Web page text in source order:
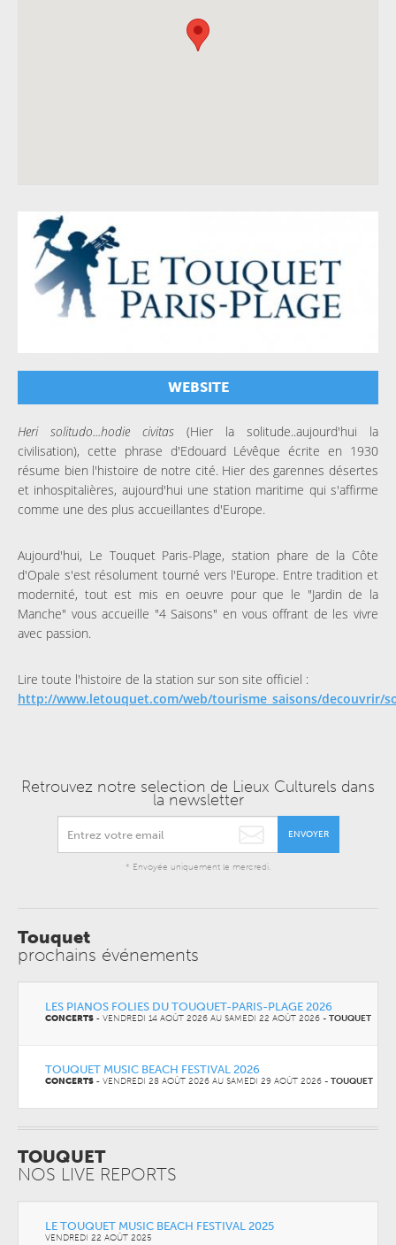
WEBSITE
Heri solitudo...hodie civitas (Hier la solitude..aujourd'hui la
civilisation), cette phrase d'Edouard Lévêque écrite en 1930
résume bien l'histoire de notre cité. Hier des garennes désertes
et inhospitalières, aujourd'hui une station maritime qui s'affirme
comme une des plus accueillantes d'Europe.
Aujourd'hui, Le Touquet Paris-Plage, station phare de la Côte
d'Opale s'est résolument tourné vers l'Europe. Entre tradition et
modernité, tout est mis en oeuvre pour que le "Jardin de la
Manche" vous accueille "4 Saisons" en vous offrant de les vivre
avec passion.
Lire toute l'histoire de la station sur son site officiel :
http://www.letouquet.com/web/tourisme_saisons/decouvrir/
Retrouvez notre selection de Lieux Culturels dans
la newsletter
ENVOYER
* Envoyée uniquement le mercredi.
Touquet
prochains événements
LES PIANOS FOLIES DU TOUQUET-PARIS-PLAGE 2026
CONCERTS - VENDREDI 14 AOÛT 2026 AU SAMEDI 22 AOÛT 2026 - TOUQUET
TOUQUET MUSIC BEACH FESTIVAL 2026
CONCERTS - VENDREDI 28 AOÛT 2026 AU SAMEDI 29 AOÛT 2026 - TOUQUET
TOUQUET
NOS LIVE REPORTS
LE TOUQUET MUSIC BEACH FESTIVAL 2025
VENDREDI 22 AOÛT 2025